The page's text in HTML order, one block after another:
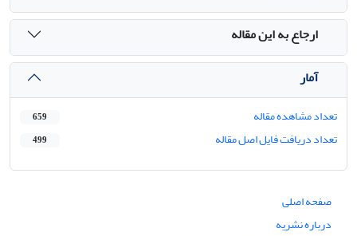
ارجاع به این مقاله
آمار
تعداد مشاهده مقاله 659
تعداد دریافت فایل اصل مقاله 499
صفحه اصلی
درباره نشریه